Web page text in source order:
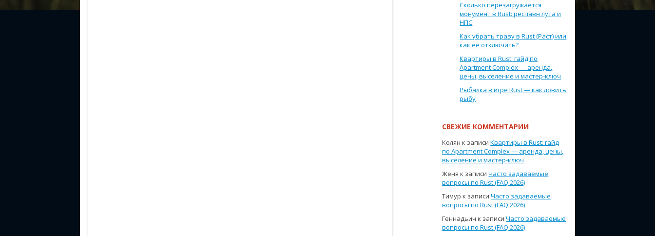
Сколько перезагружается
монумент в Rust: респавн лута и
НПС
Как убрать траву в Rust (Раст) или
как её отключить?
Квартиры в Rust: гайд по
Apartment Complex — аренда,
цены, выселение и мастер-ключ
Рыбалка в игре Rust — как ловить
рыбу
СВЕЖИЕ КОММЕНТАРИИ
Колян к записиКвартиры в Rust: гайд
по Apartment Complex — аренда, цены,
выселение и мастер-ключ
Женя к записиЧасто задаваемые
вопросы по Rust (FAQ 2026)
Тимур к записиЧасто задаваемые
вопросы по Rust (FAQ 2026)
Геннадьич к записиЧасто задаваемые
вопросы по Rust (FAQ 2026)